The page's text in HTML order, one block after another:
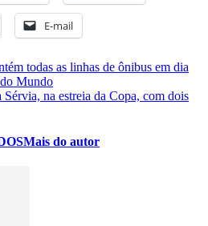
E-mail
todas as linhas de ônibus em dia
Mundo
Sérvia, na estreia da Copa, com dois
Mais do autor